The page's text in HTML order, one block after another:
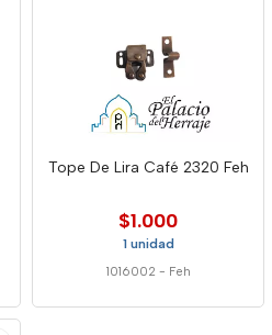
Tope De Lira Café 2320 Feh
$1.000
1 unidad
1016002 - Feh